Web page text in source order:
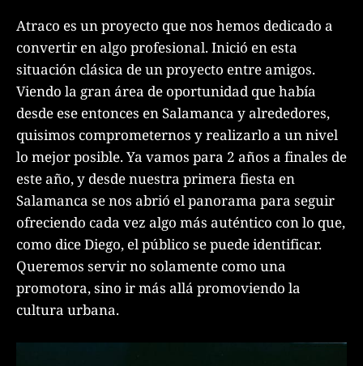
Atraco es un proyecto que nos hemos dedicado a
convertir en algo profesional. Inició en esta
situación clásica de un proyecto entre amigos.
Viendo la gran área de oportunidad que había
desde ese entonces en Salamanca y alrededores,
quisimos comprometernos y realizarlo a un nivel
lo mejor posible. Ya vamos para 2 años a finales de
este año, y desde nuestra primera fiesta en
Salamanca se nos abrió el panorama para seguir
ofreciendo cada vez algo más auténtico con lo que,
como dice Diego, el público se puede identificar.
Queremos servir no solamente como una
promotora, sino ir más allá promoviendo la
cultura urbana.